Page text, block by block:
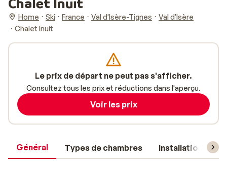
Home Ski France Val d'Isère-Tignes
Val d'Isère
Chalet Inuit
Général Types de chambres Installations
Le prix de départ ne peut pas s'afficher.
Consultez tous les prix et réductions dans l'aperçu.
Voir les prix